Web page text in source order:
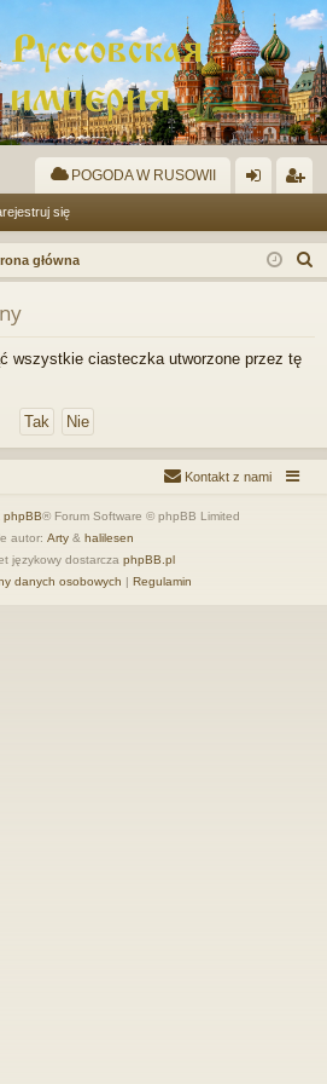
POGODA W RUSOWII
og
uj
ę
ej
es
j
się
główna
z
wszystkie ciasteczka utworzone przez tę
Kontakt z nami
phpBB® Forum Software © phpBB Limited
autor: Arty & halilesen
językowy dostarcza phpBB.pl
danych osobowych | Regulamin